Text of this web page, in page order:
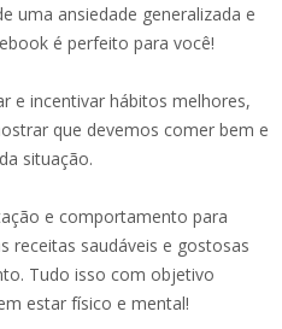
uma ansiedade generalizada e
é perfeito para você!
e incentivar hábitos melhores,
que devemos comer bem e
situação.
e comportamento para
receitas saudáveis e gostosas
Tudo isso com objetivo
estar físico e mental!